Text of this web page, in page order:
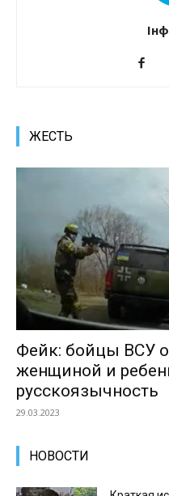
ЖЕСТЬ
Фейк: бойцы ВСУ
женщиной и
русскоязычность
29.03.2023
НОВОСТИ